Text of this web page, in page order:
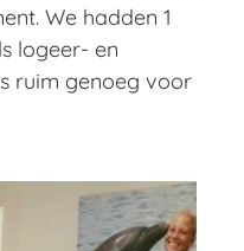
We hadden 1
logeer- en
ruim genoeg voor